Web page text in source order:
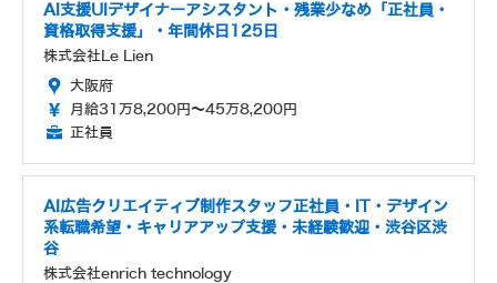
AI支援UIデザイナーアシスタント・残業少なめ「正社員・
資格取得支援」・年間休日125日
株式会社Le Lien
大阪府
月給31万8,200円～45万8,200円
正社員
AI広告クリエイティブ制作スタッフ正社員・IT・デザイン
系転職希望・キャリアアップ支援・未経験歓迎・渋谷区渋
谷
株式会社enrich technology